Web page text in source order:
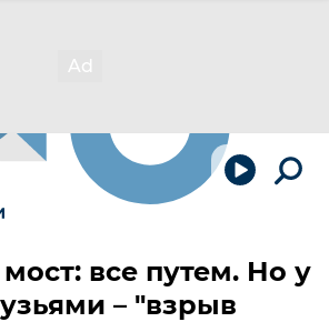
все путем. Но у
– "взрыв